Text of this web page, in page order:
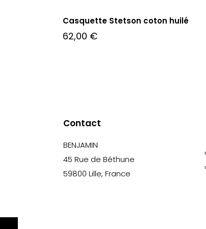
Casquette Stetson coton huilé
62,00 €
Contact
BENJAMIN
45 Rue de Béthune
59800 Lille, France